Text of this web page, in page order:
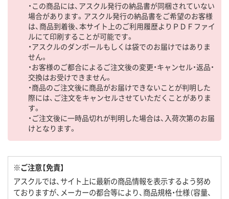
・この商品には、アスクル発行の納品書が同梱されていない
場合があります。アスクル発行の納品書をご希望のお客様
は、商品到着後、本サイト上のご利用履歴よりＰＤＦファイ
ルにて印刷することが可能です。
・アスクルのダンボールもしくは袋でのお届けではありま
せん。
・お客様のご都合によるご注文後の変更・キャンセル・返品・
交換はお受けできません。
・商品のご注文後に商品がお届けできないことが判明した
際には、ご注文をキャンセルさせていただくことがありま
す。
・ご注文後に一時品切れが判明した場合は、入荷次第のお届
けとなります。
※ご注意【免責】
アスクルでは、サイト上に最新の商品情報を表示するよう努め
ておりますが、メーカーの都合等により、商品規格・仕様（容量、